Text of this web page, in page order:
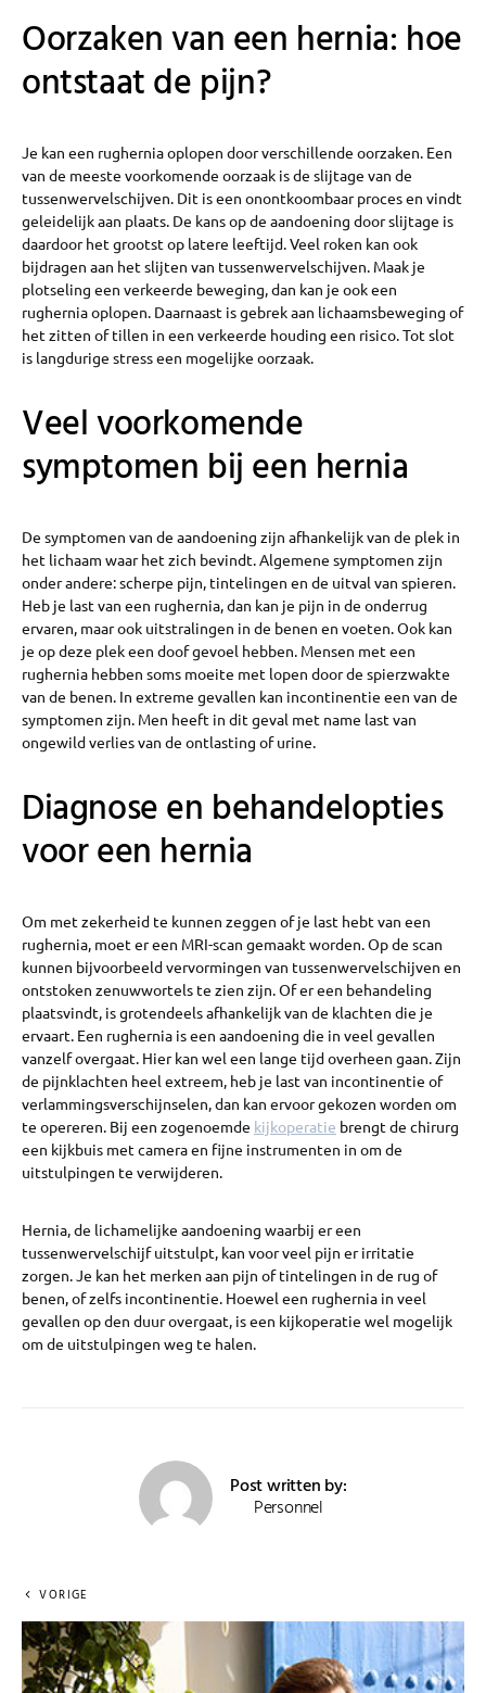
Oorzaken van een hernia: hoe
ontstaat de pijn?
Je kan een rughernia oplopen door verschillende oorzaken. Een
van de meeste voorkomende oorzaak is de slijtage van de
tussenwervelschijven. Dit is een onontkoombaar proces en vindt
geleidelijk aan plaats. De kans op de aandoening door slijtage is
daardoor het grootst op latere leeftijd. Veel roken kan ook
bijdragen aan het slijten van tussenwervelschijven. Maak je
plotseling een verkeerde beweging, dan kan je ook een
rughernia oplopen. Daarnaast is gebrek aan lichaamsbeweging of
het zitten of tillen in een verkeerde houding een risico. Tot slot
is langdurige stress een mogelijke oorzaak.
Veel voorkomende
symptomen bij een hernia
De symptomen van de aandoening zijn afhankelijk van de plek in
het lichaam waar het zich bevindt. Algemene symptomen zijn
onder andere: scherpe pijn, tintelingen en de uitval van spieren.
Heb je last van een rughernia, dan kan je pijn in de onderrug
ervaren, maar ook uitstralingen in de benen en voeten. Ook kan
je op deze plek een doof gevoel hebben. Mensen met een
rughernia hebben soms moeite met lopen door de spierzwakte
van de benen. In extreme gevallen kan incontinentie een van de
symptomen zijn. Men heeft in dit geval met name last van
ongewild verlies van de ontlasting of urine.
Diagnose en behandelopties
voor een hernia
Om met zekerheid te kunnen zeggen of je last hebt van een
rughernia, moet er een MRI-scan gemaakt worden. Op de scan
kunnen bijvoorbeeld vervormingen van tussenwervelschijven en
ontstoken zenuwwortels te zien zijn. Of er een behandeling
plaatsvindt, is grotendeels afhankelijk van de klachten die je
ervaart. Een rughernia is een aandoening die in veel gevallen
vanzelf overgaat. Hier kan wel een lange tijd overheen gaan. Zijn
de pijnklachten heel extreem, heb je last van incontinentie of
verlammingsverschijnselen, dan kan ervoor gekozen worden om
te opereren. Bij een zogenoemde kijkoperatie brengt de chirurg
een kijkbuis met camera en fijne instrumenten in om de
uitstulpingen te verwijderen.
Hernia, de lichamelijke aandoening waarbij er een
tussenwervelschijf uitstulpt, kan voor veel pijn er irritatie
zorgen. Je kan het merken aan pijn of tintelingen in de rug of
benen, of zelfs incontinentie. Hoewel een rughernia in veel
gevallen op den duur overgaat, is een kijkoperatie wel mogelijk
om de uitstulpingen weg te halen.
Post written by:
Personnel
VORIGE